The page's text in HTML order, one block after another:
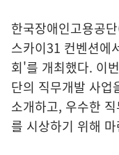
한국장애인고용공
스카이31 컨벤션에
회'를 개최했다. 이
단의 직무개발 사업
소개하고, 우수한
를 시상하기 위해